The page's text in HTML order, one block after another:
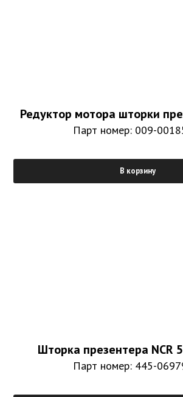
Редуктор мотора шторки
Парт номер: 009-
В корзину
Шторка презентера NCR
Парт номер: 445-